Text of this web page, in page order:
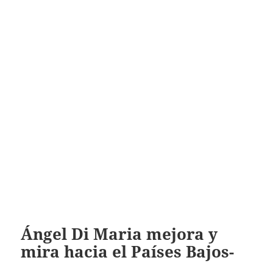
Ángel Di Maria mejora y
mira hacia el Países Bajos-